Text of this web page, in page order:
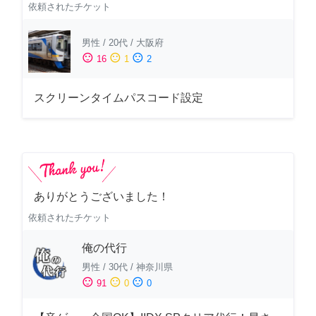
依頼されたチケット
男性 / 20代 / 大阪府
sentiment_satisfied 16 sentiment_neutral 1 sentiment_dissatisfied 2
スクリーンタイムパスコード設定
ありがとうございました！
依頼されたチケット
俺の代行
男性 / 30代 / 神奈川県
sentiment_satisfied 91 sentiment_neutral 0 sentiment_dissatisfied 0